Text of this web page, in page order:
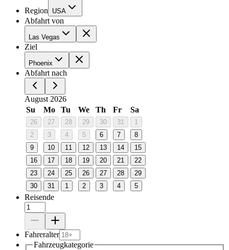
Region USA
Abfahrt von
Las Vegas
Ziel
Phoenix
Abfahrt nach
August 2026
Su
Mo Tu We Th Fr Sa
26 27 28 29 30 31
1
2
3 4 5 6 7
8
9
10 11 12 13 14
15
16
17 18 19 20 21
22
23
24 25 26 27 28
29
30
31 1 2 3 4 5
Reisende
Fahreralter
Fahrzeugkategorie